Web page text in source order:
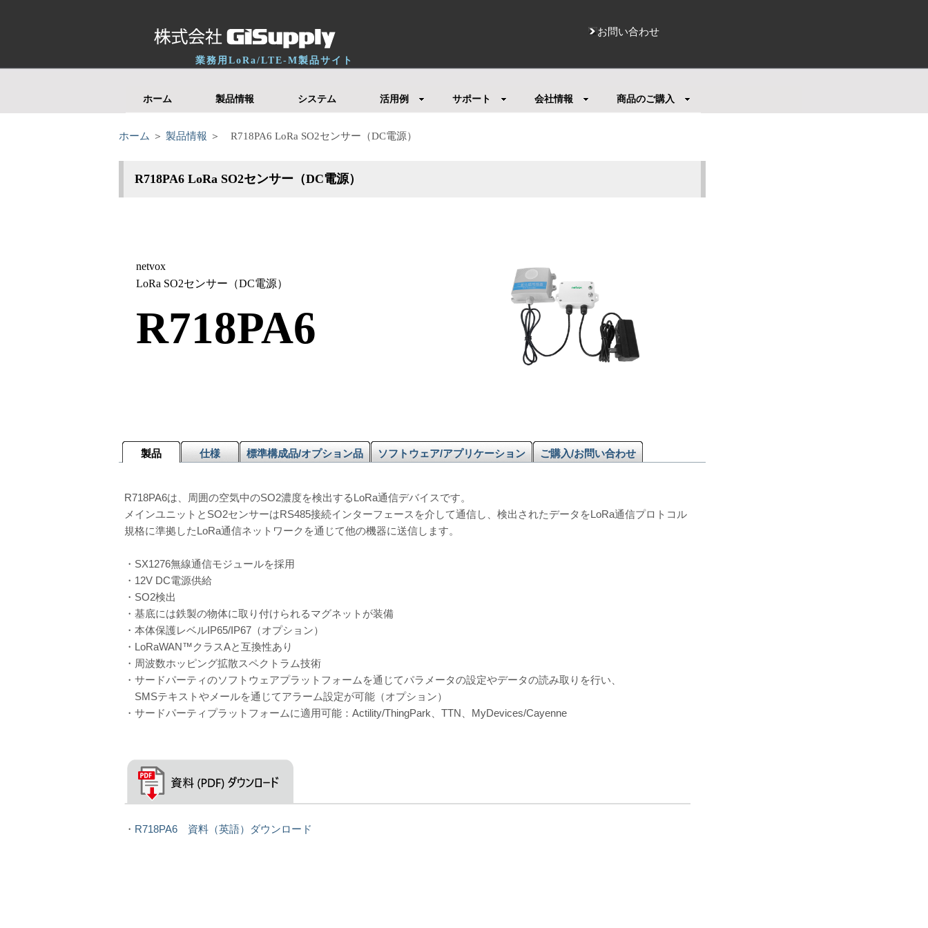
業務用LoRa/LTE-M製品サイト
お問い合わせ
ホーム 製品情報 システム 活用例 サポート 会社情報 商品のご購入
ホーム ＞ 製品情報 ＞ R718PA6 LoRa SO2センサー（DC電源）
R718PA6 LoRa SO2センサー（DC電源）
netvox
LoRa SO2センサー（DC電源）
R718PA6
製品 仕様 標準構成品/オプション品 ソフトウェア/アプリケーション ご購入/お問い合わせ
R718PA6は、周囲の空気中のSO2濃度を検出するLoRa通信デバイスです。
メインユニットとSO2センサーはRS485接続インターフェースを介して通信し、検出されたデータをLoRa通信プロトコル
規格に準拠したLoRa通信ネットワークを通じて他の機器に送信します。
・SX1276無線通信モジュールを採用
・12V DC電源供給
・SO2検出
・基底には鉄製の物体に取り付けられるマグネットが装備
・本体保護レベルIP65/IP67（オプション）
・LoRaWAN™クラスAと互換性あり
・周波数ホッピング拡散スペクトラム技術
・サードパーティのソフトウェアプラットフォームを通じてパラメータの設定やデータの読み取りを行い、
SMSテキストやメールを通じてアラーム設定が可能（オプション）
・サードパーティプラットフォームに適用可能：Actility/ThingPark、TTN、MyDevices/Cayenne
・ R718PA6 資料（英語）ダウンロード